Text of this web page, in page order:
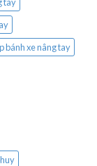
bánh xe nâng tay